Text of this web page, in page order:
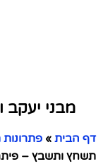
מבני
דף הבית »
תשחץ ותשבץ –